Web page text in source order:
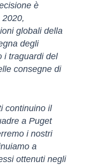
è
globali della
degli
i traguardi del
consegne di
continuino il
a Puget
i nostri
a
ottenuti negli